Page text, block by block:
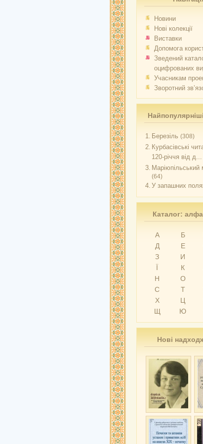
Новини
Нові колекції
Виставки
Допомога
Зведений
оцифрованих
Учасникам
Зворотний
1. Березіль (308)
2. Курбасівські
120-річчя від д...
3. Маріюпільський
(64)
4. У запашних
Каталог:
А Б
Д
Е
З
И
Ї
К
Н
О
С
Т
Х
Ц
Щ
Ю
Нові